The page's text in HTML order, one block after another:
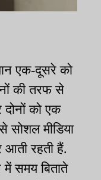
एक-दूसरे को
की तरफ से
को एक
सोशल मीडिया
आती रहती हैं.
समय बिताते